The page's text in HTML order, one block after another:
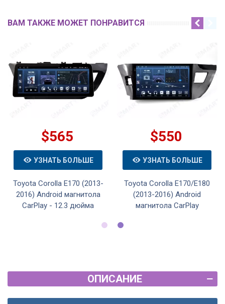
ВАМ ТАКЖЕ МОЖЕТ ПОНРАВИТСЯ
$565
УЗНАТЬ БОЛЬШЕ
Toyota Corolla E170 (2013-
2016) Android магнитола
CarPlay - 12.3 дюйма
$550
УЗНАТЬ БОЛЬШЕ
Toyota Corolla E170/E180
(2013-2016) Android
магнитола CarPlay
ОПИСАНИЕ